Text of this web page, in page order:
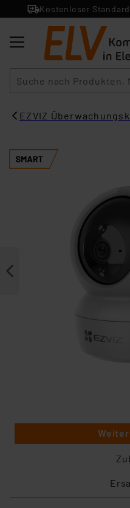
Kostenloser
EZVIZ